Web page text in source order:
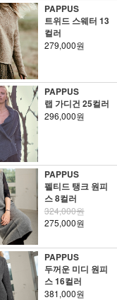
PAPPUS
트위드 스웨터 13
컬러
279,000원
PAPPUS
랩 가디건 25컬러
296,000원
PAPPUS
펠티드 탱크 원피
스 8컬러
324,000원
275,000원
PAPPUS
두꺼운 미디 원피
스 16컬러
381,000원